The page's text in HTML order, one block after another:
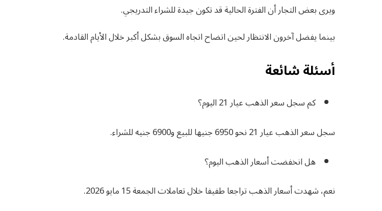
ويرى بعض التجار أن الفترة الحالية قد تكون جيدة للشراء التدريجي.
بينما يفضل آخرون الانتظار لحين اتضاح اتجاه السوق بشكل أكبر خلال الأيام القادمة.
أسئلة شائعة
كم سجل سعر الذهب عيار 21 اليوم؟
سجل سعر الذهب عيار 21 نحو 6950 جنيها للبيع و6900 جنيه للشراء.
هل انخفضت أسعار الذهب اليوم؟
نعم، شهدت أسعار الذهب تراجعا طفيفا خلال تعاملات الجمعة 15 مايو 2026.